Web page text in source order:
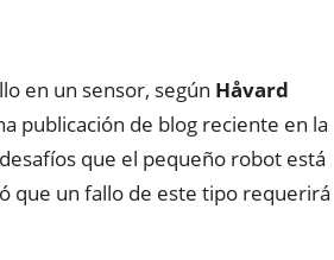
en un sensor, según Håvard
publicación de blog reciente en la
que el pequeño robot está
que un fallo de este tipo requerirá